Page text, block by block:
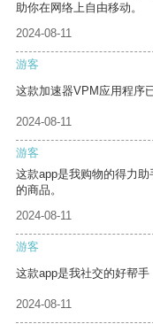
助你在网络上自由移动。
2024-08-11
游客
这款加速器VPM应用程序
2024-08-11
游客
这款app是我购物的得力
的商品。
2024-08-11
游客
这款app是我社交的好帮手
2024-08-11